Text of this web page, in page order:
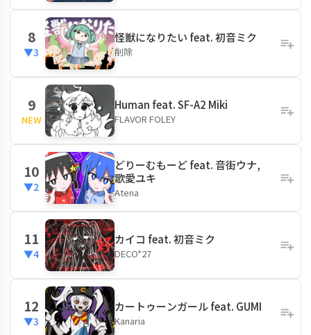
8
▼3
怪獣になりたい feat. 初音ミク
削除
9
NEW
Human feat. SF-A2 Miki
FLAVOR FOLEY
10
▼2
どりーむもーど feat. 音街ウナ,
歌愛ユキ
Atena
11
▼4
カイコ feat. 初音ミク
DECO*27
12
▼3
カートゥーンガール feat. GUMI
Kanaria